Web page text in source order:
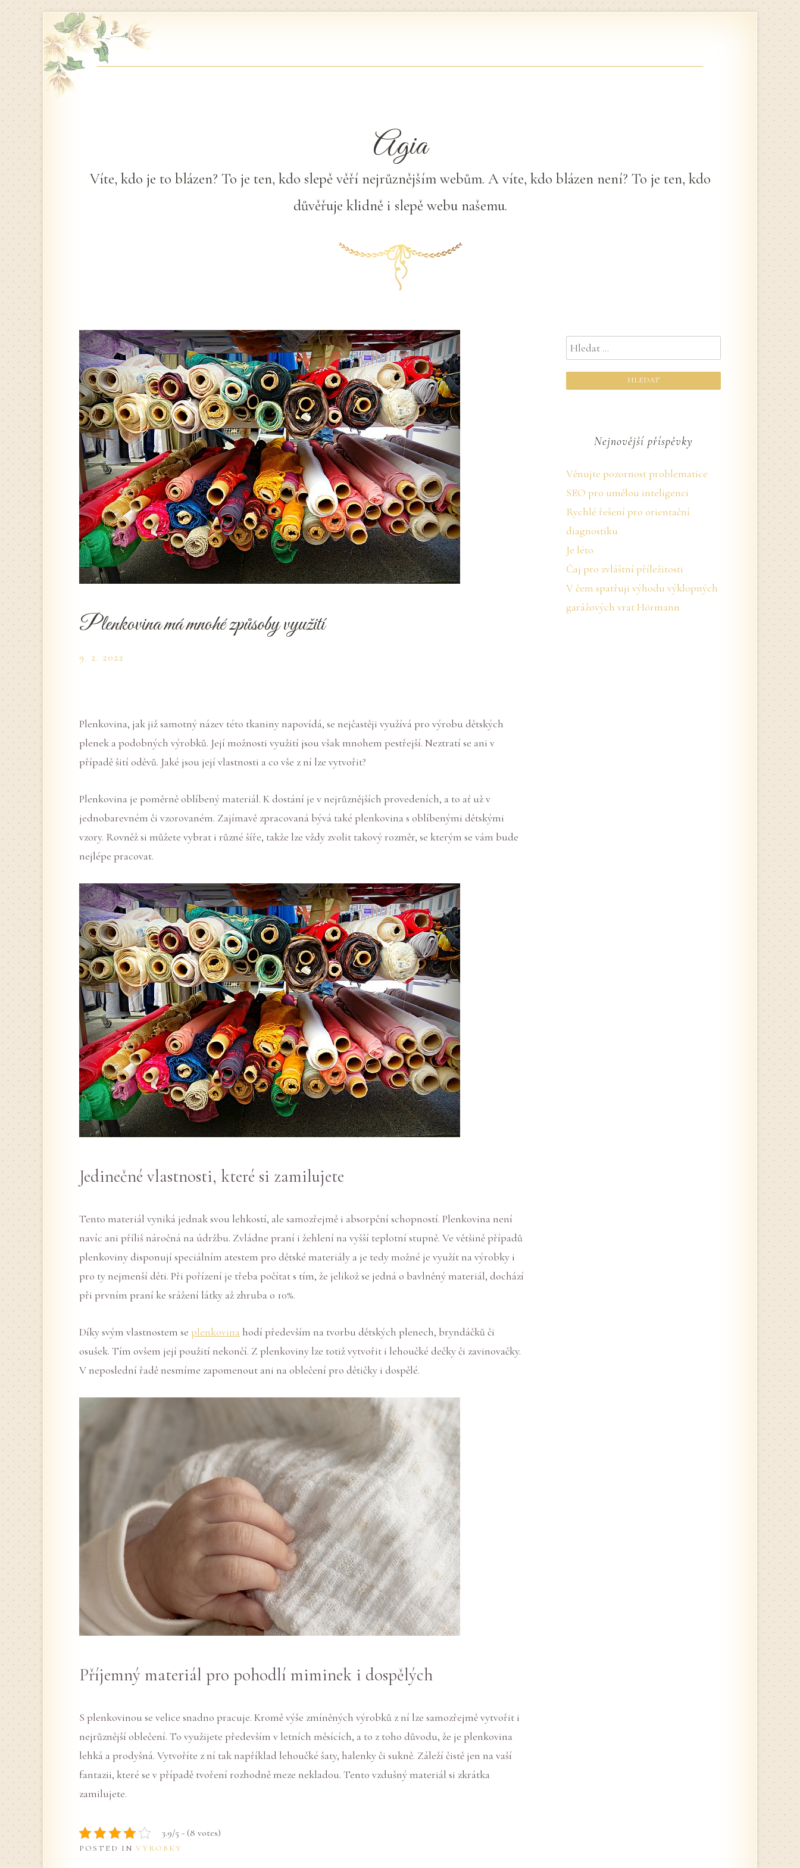
Skip
to
content
Agia
Víte, kdo je to blázen? To je ten, kdo slepě věří nejrůznějším webům. A víte, kdo blázen není? To je ten, kdo
důvěřuje klidně i slepě webu našemu.
Plenkovina má mnohé způsoby využití
9. 2. 2022
Plenkovina, jak již samotný název této tkaniny napovídá, se nejčastěji využívá pro výrobu dětských
plenek a podobných výrobků. Její možnosti využití jsou však mnohem pestřejší. Neztratí se ani v
případě šití oděvů. Jaké jsou její vlastnosti a co vše z ní lze vytvořit?
Plenkovina je poměrně oblíbený materiál. K dostání je v nejrůznějších provedeních, a to ať už v
jednobarevném či vzorovaném. Zajímavě zpracovaná bývá také plenkovina s oblíbenými dětskými
vzory. Rovněž si můžete vybrat i různé šíře, takže lze vždy zvolit takový rozměr, se kterým se vám bude
nejlépe pracovat.
Jedinečné vlastnosti, které si zamilujete
Tento materiál vyniká jednak svou lehkostí, ale samozřejmě i absorpční schopností. Plenkovina není
navíc ani příliš náročná na údržbu. Zvládne praní i žehlení na vyšší teplotní stupně. Ve většině případů
plenkoviny disponují speciálním atestem pro dětské materiály a je tedy možné je využít na výrobky i
pro ty nejmenší děti. Při pořízení je třeba počítat s tím, že jelikož se jedná o bavlněný materiál, dochází
při prvním praní ke srážení látky až zhruba o 10%.
Díky svým vlastnostem se plenkovina hodí především na tvorbu dětských plenech, bryndáčků či
osušek. Tím ovšem její použití nekončí. Z plenkoviny lze totiž vytvořit i lehoučké dečky či zavinovačky.
V neposlední řadě nesmíme zapomenout ani na oblečení pro dětičky i dospělé.
Příjemný materiál pro pohodlí miminek i dospělých
S plenkovinou se velice snadno pracuje. Kromě výše zmíněných výrobků z ní lze samozřejmě vytvořit i
nejrůznější oblečení. To využijete především v letních měsících, a to z toho důvodu, že je plenkovina
lehká a prodyšná. Vytvoříte z ní tak například lehoučké šaty, halenky či sukně. Záleží čistě jen na vaší
fantazii, které se v případě tvoření rozhodně meze nekladou. Tento vzdušný materiál si zkrátka
zamilujete.
3.9/5 - (8 votes)
POSTED IN VÝROBKY
Vyhledávání
Nejnovější příspěvky
Věnujte pozornost problematice
SEO pro umělou inteligenci
Rychlé řešení pro orientační
diagnostiku
Je léto
Čaj pro zvláštní příležitosti
V čem spatřuji výhodu výklopných
garážových vrat Hörmann